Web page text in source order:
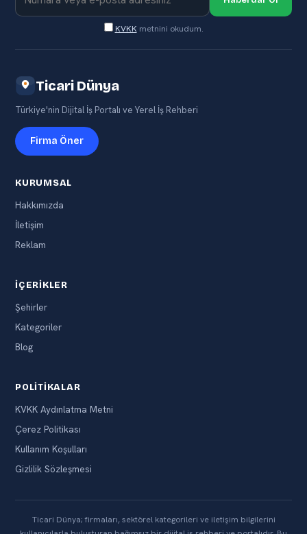
KVKK metnini okudum.
Ticari Dünya
Türkiye'nin Dijital İş Portalı ve Yerel İş Rehberi
Firma Öner
KURUMSAL
Hakkımızda
İletişim
Reklam
İÇERIKLER
Şehirler
Kategoriler
Blog
POLITIKALAR
KVKK Aydınlatma Metni
Çerez Politikası
Kullanım Koşulları
Gizlilik Sözleşmesi
Ticari Dünya; firmaları, sektörel kategorileri ve iletişim bilgilerini